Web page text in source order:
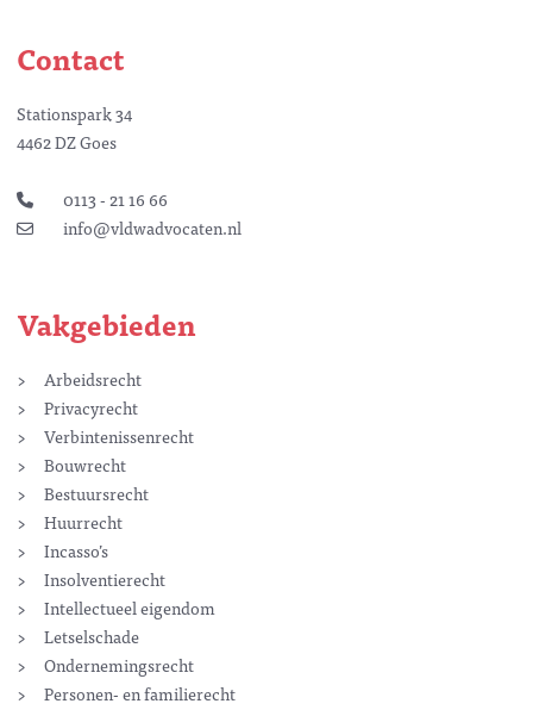
Contact
Stationspark 34
4462 DZ Goes
0113 - 21 16 66
info@vldwadvocaten.nl
Vakgebieden
Arbeidsrecht
Privacyrecht
Verbintenissenrecht
Bouwrecht
Bestuursrecht
Huurrecht
Incasso’s
Insolventierecht
Intellectueel eigendom
Letselschade
Ondernemingsrecht
Personen- en familierecht